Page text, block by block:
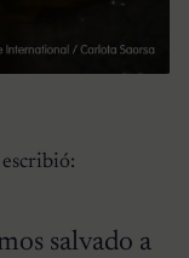
salvado a